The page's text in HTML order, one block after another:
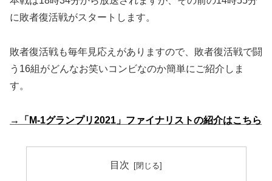
に敗者復活戦がスタートします。
敗者復活戦も毎年見応えがありますので、敗者復活戦で闘
う16組がどんなお笑いコンビなのか簡単にご紹介しま
す。
→「M-1グランプリ2021」ファイナリストの紹介はこちら
目次